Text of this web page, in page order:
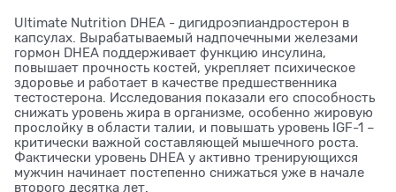
Ultimate Nutrition DHEA - дигидроэпиандростерон в
капсулах. Вырабатываемый надпочечными железами
гормон DHEA поддерживает функцию инсулина,
повышает прочность костей, укрепляет психическое
здоровье и работает в качестве предшественника
тестостерона. Исследования показали его способность
снижать уровень жира в организме, особенно жировую
прослойку в области талии, и повышать уровень IGF-1 –
критически важной составляющей мышечного роста.
Фактически уровень DHEA у активно тренирующихся
мужчин начинает постепенно снижаться уже в начале
второго десятка лет.